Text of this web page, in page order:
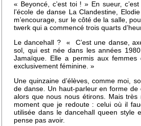
« Beyoncé, c’est toi ! » En sueur,
l’école de danse La Clandestine,
m’encourage, sur le côté de la salle,
twerk qui a commencé trois quarts
Le dancehall ? « C’est une danse,
sol, qui est née dans les années
Jamaïque. Elle a permis aux
exclusivement féminine. »
Une quinzaine d’élèves, comme moi,
de danse. Un haut-parleur en forme
alors que nous nous étirons. Mais très
moment que je redoute : celui où il
utilisée dans le dancehall queen style
pense pas avoir.